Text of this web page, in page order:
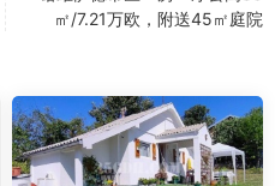
㎡/7.21万欧，附送45㎡庭院